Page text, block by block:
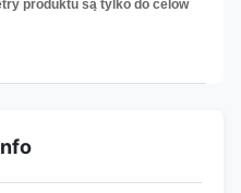
produktu są tylko do celów